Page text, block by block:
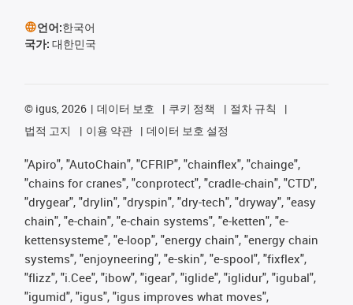
언어:한국어
국가: 대한민국
© igus, 2026 데이터 보호 쿠키 정책
절차 규칙
법적 고지
이용 약관 데이터 보호 설정
"Apiro", "AutoChain", "CFRIP", "chainflex", "chainge",
"chains for cranes", "conprotect", "cradle-chain", "CTD",
"drygear", "drylin", "dryspin", "dry-tech", "dryway", "easy
chain", "e-chain", "e-chain systems", "e-ketten", "e-
kettensysteme", "e-loop", "energy chain", "energy chain
systems", "enjoyneering", "e-skin", "e-spool", "fixflex",
"flizz", "i.Cee", "ibow", "igear", "iglide", "iglidur", "igubal",
"igumid", "igus", "igus improves what moves",